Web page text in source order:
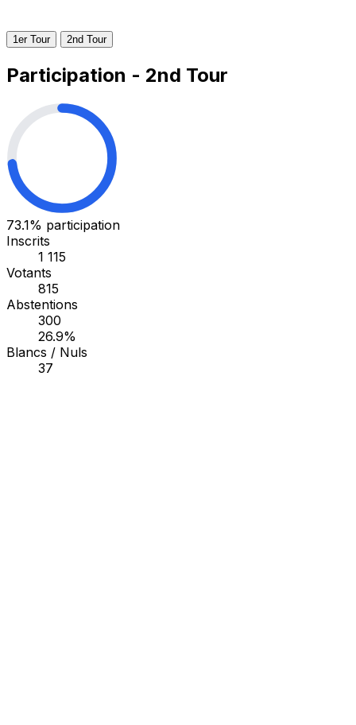
1er Tour 2nd Tour
Participation - 2nd Tour
73.1% participation
Inscrits
1 115
Votants
815
Abstentions
300
26.9%
Blancs / Nuls
37